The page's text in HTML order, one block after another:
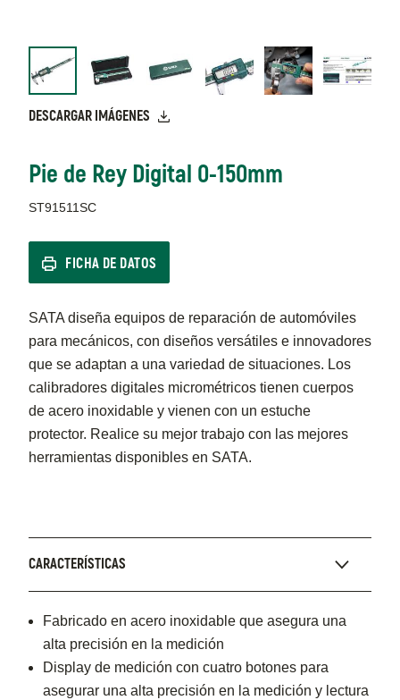
DESCARGAR IMÁGENES
Pie de Rey Digital 0-150mm
ST91511SC
FICHA DE DATOS
SATA diseña equipos de reparación de automóviles
para mecánicos, con diseños versátiles e innovadores
que se adaptan a una variedad de situaciones. Los
calibradores digitales micrométricos tienen cuerpos
de acero inoxidable y vienen con un estuche
protector. Realice su mejor trabajo con las mejores
herramientas disponibles en SATA.
CARACTERÍSTICAS
Fabricado en acero inoxidable que asegura una
alta precisión en la medición
Display de medición con cuatro botones para
asegurar una alta precisión en la medición y lectura